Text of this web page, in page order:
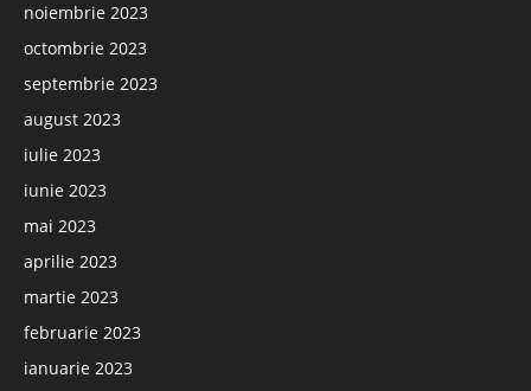
noiembrie 2023
octombrie 2023
septembrie 2023
august 2023
iulie 2023
iunie 2023
mai 2023
aprilie 2023
martie 2023
februarie 2023
ianuarie 2023